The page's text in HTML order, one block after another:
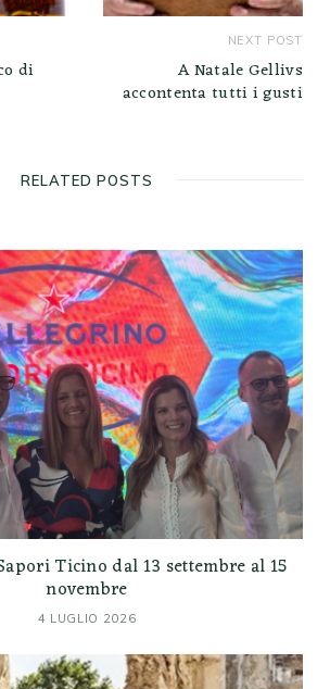
di
NEXT POST
A Natale Gellivs
accontenta tutti i gusti
RELATED POSTS
Ticino dal 13 settembre al 15
novembre
4 LUGLIO 2026